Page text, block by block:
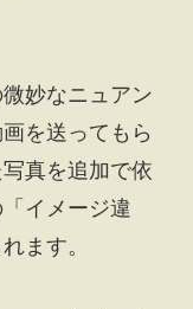
妙なニュアン
を送ってもら
真を追加で依
イメージ違
ます。